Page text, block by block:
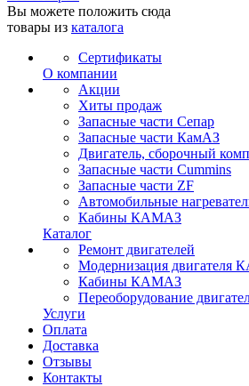
Вы можете положить сюда
товары из каталога
Сертификаты
О компании
Акции
Хиты продаж
Запасные части Сепар
Запасные части КамАЗ
Двигатель, сборочный
Запасные части Cummins
Запасные части ZF
Автомобильные
Кабины КАМАЗ
Каталог
Ремонт двигателей
Модернизация двигателя
Кабины КАМАЗ
Переоборудование
Услуги
Оплата
Доставка
Отзывы
Контакты